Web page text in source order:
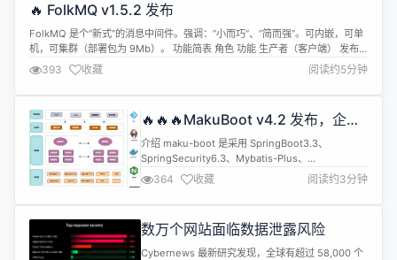
🔥 FolkMQ v1.5.2 发布
FolkMQ 是个“新式”的消息中间件。强调：“小而巧”、“简而强”。可内嵌，可单
机，可集群（部署包为 9Mb）。 功能简表 角色 功能 生产者（客户端） 发布
普通消息、Qos0消息、定时消息、顺序消息、可过期消息、事务消息、广播消
息 消费者（客户端） 订阅、取消订阅。消费-ACK（自动、手动） 服务端 发
布-Confirm、订阅-Confirm、取...
393 收藏 阅读约5分钟
🔥🔥🔥MakuBoot v4.2 发布，企业
级低代码开发平台
介绍 maku-boot 是采用 SpringBoot3.3、
SpringSecurity6.3、Mybatis-Plus、
Flowable7.0、Vue3、Element-plus 等技术开发
的低代码开发平台，旨在为开发者提供一个简洁、高
效、可扩展的低代码开发平台。 使用门槛极低，支持
发平台。 采用组件模式，扩...
364 收藏 阅读约3分钟
数万个网站面临数据泄露风险
Cybernews 最新研究发现，全球有超过 58,000 个